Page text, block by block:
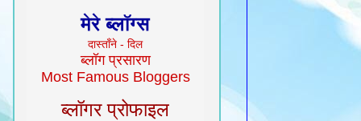
मेरे ब्लॉग्स
दास्ताँने - दिल
ब्लॉग प्रसारण
Most Famous Bloggers
ब्लॉगर प्रोफाइल